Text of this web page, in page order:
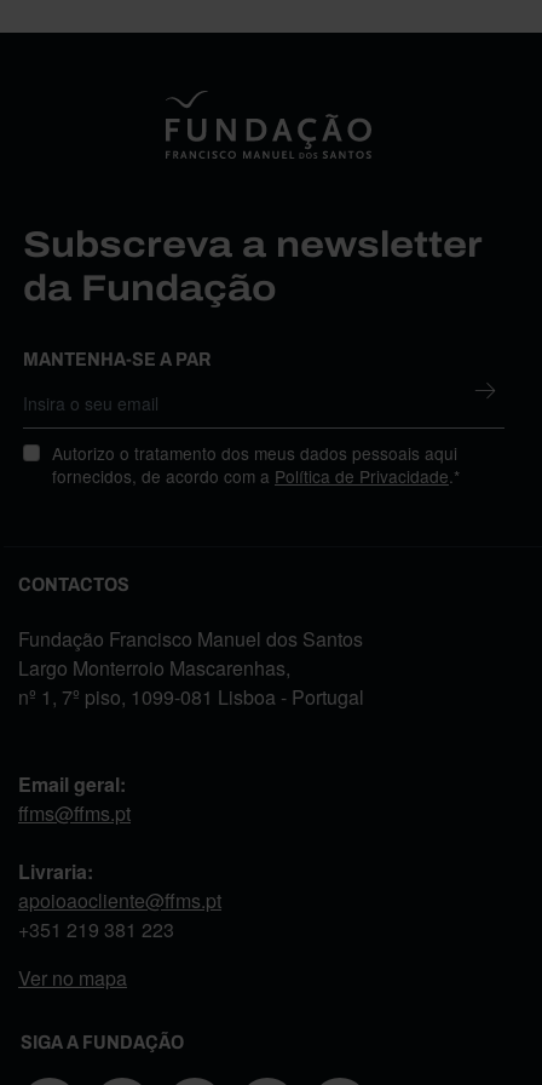
Subscreva a newsletter
da Fundação
MANTENHA-SE A PAR
Autorizo o tratamento dos meus dados pessoais aqui
fornecidos, de acordo com a Política de Privacidade .*
CONTACTOS
Fundação Francisco Manuel dos Santos
Largo Monterroio Mascarenhas,
nº 1, 7º piso, 1099-081 Lisboa - Portugal
Email geral:
ffms@ffms.pt
Livraria:
apoioaocliente@ffms.pt
+351 219 381 223
Ver no mapa
SIGA A FUNDAÇÃO